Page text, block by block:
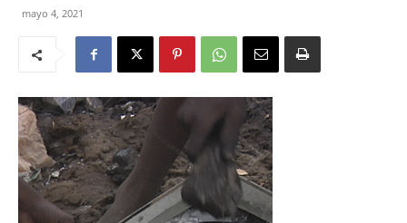
mayo 4, 2021